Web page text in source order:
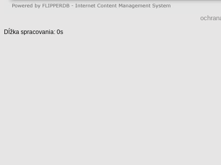
Dĺžka spracovania: 0s